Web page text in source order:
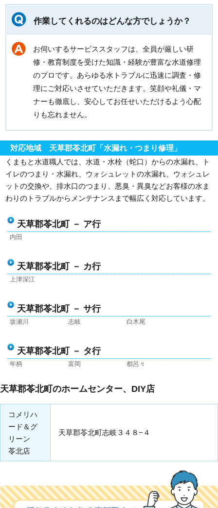
作業してくれるのはどんな方でしょうか？
お伺いするサービススタッフは、全員が厳しい研
修・教育制度を受けた知識・経験が豊富な水道修理
のプロです。あらゆる水トラブルに迅速に調査・修
理にご対応いさせていただきます。笑顔や礼儀・マ
ナーも徹底し、安心してお任せいただけるよう心配
りも忘れません。
対応地域 天草郡苓北町「水漏れ・つまり修理」
くまもと水道職人では、水道・水栓（蛇口）からの水漏れ、ト
イレのつまり・水漏れ、ウォシュレットの水漏れ、ウォシュレ
ットの交換や、排水口のつまり、悪臭・異臭などお客様の水ま
わりのトラブルからメンテナンスまで幅広く対応しています。
天草郡苓北町 － ア行
内田
天草郡苓北町 － カ行
上津深江
天草郡苓北町 － サ行
坂瀬川 志岐 白木尾
天草郡苓北町 － タ行
年柄 富岡 都呂々
天草郡苓北町のホームセンター、DIY店
コメリハ
ード＆グ
リーン
苓北店
天草郡苓北町志岐３４８−４